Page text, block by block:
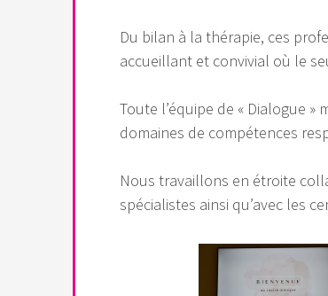
Du bilan à la thérapie, ces
accueillant et convivial où le
Toute l’équipe de « Dialogue
domaines de compétences
Nous travaillons en étroite
spécialistes ainsi qu’avec les